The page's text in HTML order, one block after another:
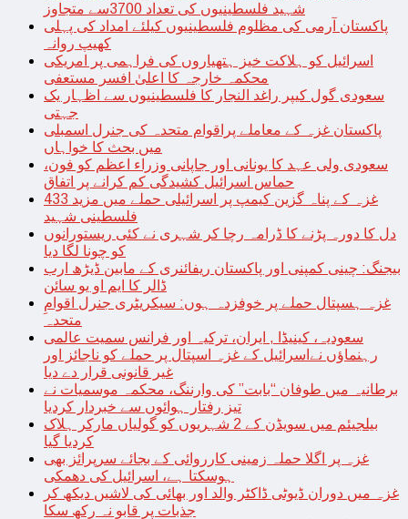
شہید فلسطینیوں کی تعداد 3700سے متجاوز
پاکستان آرمی کی مظلوم فلسطینیوں کیلئے امداد کی پہلی
کھیپ روانہ
اسرائیل کو ہلاکت خیز ہتھیاروں کی فراہمی پر امریکی
محکمہ خارجہ کا اعلیٰ افسر مستعفی
سعودی گول کیپر راغد النجار کا فلسطینیوں سے اظہار یک
جہتی
پاکستان غزہ کے معاملے پراقوام متحدہ کی جنرل اسمبلی
میں بحث کا خواہاں
سعودی ولی عہد کا یونانی اور جاپانی وزراء اعظم کو فون،
حماس اسرائیل کشیدگی کم کرانے پر اتفاق
غزہ کے پناہ گزین کیمپ پر اسرائیلی حملے میں مزید 433
فلسطینی شہید
دل کا دورہ پڑنے کا ڈرامہ رچا کر شہری نے کئی ریستورانوں
کو چونا لگا دیا
بیجنگ: چینی کمپنی اور پاکستان ریفائنری کے مابین ڈیڑھ ارب
ڈالر کا ایم او یو سائن
غزہ ہسپتال حملے پر خوفزدہ ہوں: سیکریٹری جنرل اقوامِ
متحدہ
سعودیہ، کینیڈا , ایران، ترکیہ اور فرانس سمیت عالمی
رہنماؤں نےاسرائیل کے غزہ اسپتال پر حملے کو ناجائز اور
غیر قانونی قرار دے دیا
برطانیہ میں طوفان “بابت” کی وارننگ، محکمہ موسمیات نے
تیز رفتار ہوائوں سے خبردار کردیا
بیلجیئم میں سویڈن کے 2 شہریوں کو گولیاں مارکر ہلاک
کردیا گیا
غزہ پر اگلا حملہ زمینی کارروائی کے بجائے سرپرائز بھی
ہوسکتا ہے، اسرائیل کی دھمکی
غزہ میں دوران ڈیوٹی ڈاکٹر والد اور بھائی کی لاشیں دیکھ کر
جذبات پر قابو نہ رکھ سکا